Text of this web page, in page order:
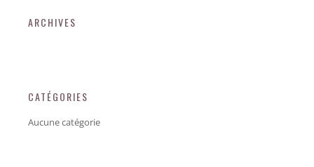
ARCHIVES
CATÉGORIES
Aucune catégorie